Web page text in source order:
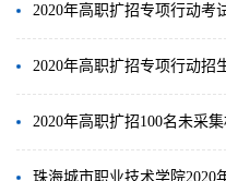
2020年高职扩招专项行动考
2020年高职扩招专项行动招
2020年高职扩招100名未采